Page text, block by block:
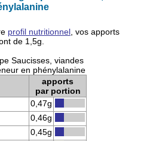
profil nutritionnel , vos apports
de 1,5g
Saucisses, viandes
en phénylalanine
apports
par portion
0,47g
0,46g
0,45g